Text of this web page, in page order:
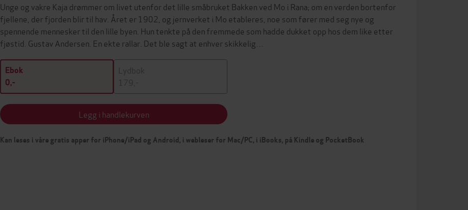
Unge og vakre Kaja drømmer om livet utenfor det lille småbruket Bakken ved Mo i Rana; om en verden bortenfor
fjellene, der fjorden blir til hav. Året er 1902, og jernverket i Mo etableres, noe som fører med seg nye og
spennende mennesker til den lille byen. Hun tenkte på den fremmede som hadde dukket opp hos dem like etter
fjøstid. Gustav Andersen. En ekte rallar. Det ble sagt at enhver skikkelig…
Ebok
0,-
Lydbok
179,-
Legg i handlekurven
Kan leses i våre gratis apper for iPhone/iPad og Android, i webleser for Mac/PC, i iBooks, på Kindle og PocketBook